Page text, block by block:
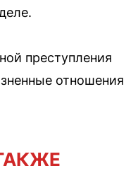
преступления
отношения